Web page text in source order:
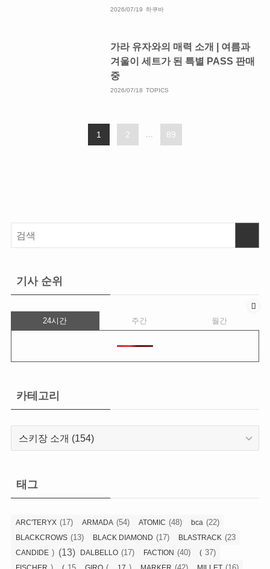
2026/07/19 하쿠바
가라 유자와의 매력 소개 | 여름과
겨울이 세트가 된 특별 PASS 판매
중
2026/07/18 TOPICS
1 2 89
기사 순위
24시간 주간 월간
카테고리
태그
ARC'TERYX (17) ARMADA (54) ATOMIC (48) bca (22)
BLACKCROWS (13) BLACK DIAMOND (17) BLASTRACK (23
CANDIDE ) (13) DALBELLO (17) FACTION (40) ( 37)